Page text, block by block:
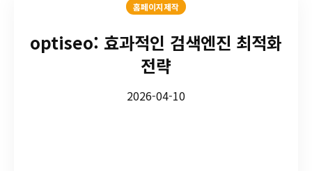
홈페이지제작
optiseo: 효과적인 검색엔진 최적화
전략
2026-04-10